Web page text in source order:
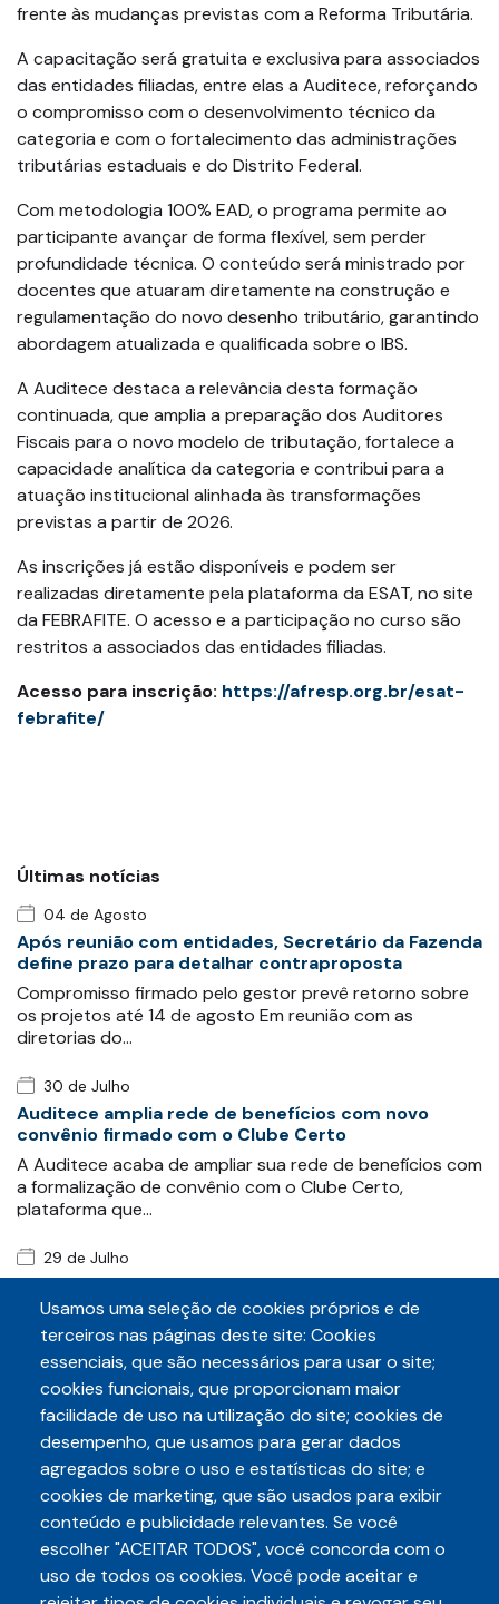
frente às mudanças previstas com a Reforma Tributária.
A capacitação será gratuita e exclusiva para associados
das entidades filiadas, entre elas a Auditece, reforçando
o compromisso com o desenvolvimento técnico da
categoria e com o fortalecimento das administrações
tributárias estaduais e do Distrito Federal.
Com metodologia 100% EAD, o programa permite ao
participante avançar de forma flexível, sem perder
profundidade técnica. O conteúdo será ministrado por
docentes que atuaram diretamente na construção e
regulamentação do novo desenho tributário, garantindo
abordagem atualizada e qualificada sobre o IBS.
A Auditece destaca a relevância desta formação
continuada, que amplia a preparação dos Auditores
Fiscais para o novo modelo de tributação, fortalece a
capacidade analítica da categoria e contribui para a
atuação institucional alinhada às transformações
previstas a partir de 2026.
As inscrições já estão disponíveis e podem ser
realizadas diretamente pela plataforma da ESAT, no site
da FEBRAFITE. O acesso e a participação no curso são
restritos a associados das entidades filiadas.
Acesso para inscrição: https://afresp.org.br/esat-
febrafite/
Últimas notícias
04 de Agosto
Após reunião com entidades, Secretário da Fazenda
define prazo para detalhar contraproposta
Compromisso firmado pelo gestor prevê retorno sobre
os projetos até 14 de agosto Em reunião com as
diretorias do…
30 de Julho
Auditece amplia rede de benefícios com novo
convênio firmado com o Clube Certo
A Auditece acaba de ampliar sua rede de benefícios com
a formalização de convênio com o Clube Certo,
plataforma que…
29 de Julho
Auditece e Sintaf protocolam requerimento para
obter informações sobre exonerações após
movimento grevista
As entidades fazendárias Auditece e Sintaf
protocolaram, conjuntamente, nesta quarta-feira
(29/07), requerimento de…
Telefone
(85)3248-5657
Usamos uma seleção de cookies próprios e de
terceiros nas páginas deste site: Cookies
essenciais, que são necessários para usar o site;
cookies funcionais, que proporcionam maior
facilidade de uso na utilização do site; cookies de
desempenho, que usamos para gerar dados
agregados sobre o uso e estatísticas do site; e
cookies de marketing, que são usados para exibir
conteúdo e publicidade relevantes. Se você
escolher "ACEITAR TODOS", você concorda com o
uso de todos os cookies. Você pode aceitar e